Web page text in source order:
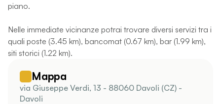
piano.
Nelle immediate vicinanze potrai trovare diversi servizi tra i
quali poste (3.45 km), bancomat (0.67 km), bar (1.99 km),
siti storici (1.22 km).
Mappa
via Giuseppe Verdi, 13 - 88060 Davoli (CZ) -
Davoli